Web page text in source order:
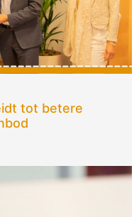
tot betere